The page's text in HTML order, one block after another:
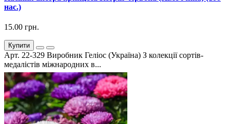
нас.)
15.00 грн.
Купити
Арт. 22-329 Виробник Геліос (Україна) З колекції сортів-
медалістів міжнародних в...